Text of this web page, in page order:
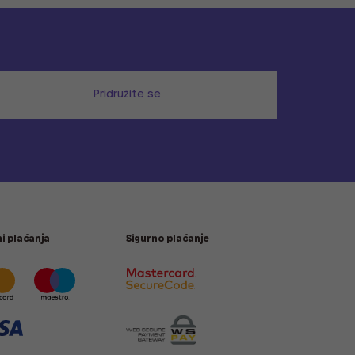
Pridružite se
plaćanja Sigurno plaćanje